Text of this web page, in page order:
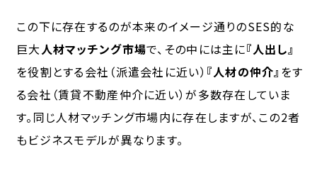
この下に存在するのが本来のイメージ通りのSES的な
巨大人材マッチング市場で、その中には主に『人出し』
を役割とする会社（派遣会社に近い） 『人材の仲介』 をす
る会社（賃貸不動産仲介に近い）が多数存在していま
す。同じ人材マッチング市場内に存在しますが、この2者
もビジネスモデルが異なります。